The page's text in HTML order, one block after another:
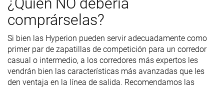
Durabilidad
de la suela
Buena Buena
TranspirabilidadMedia Alta Media
Anchura /
ajuste
Estrecha Media Media
comprárselas?
Si bien las Hyperion pueden servir adecuadamente como
primer par de zapatillas de competición para un corredor
casual o intermedio, a los corredores más expertos les
vendrán bien las características más avanzadas que les
den ventaja en la línea de salida. Recomendamos las